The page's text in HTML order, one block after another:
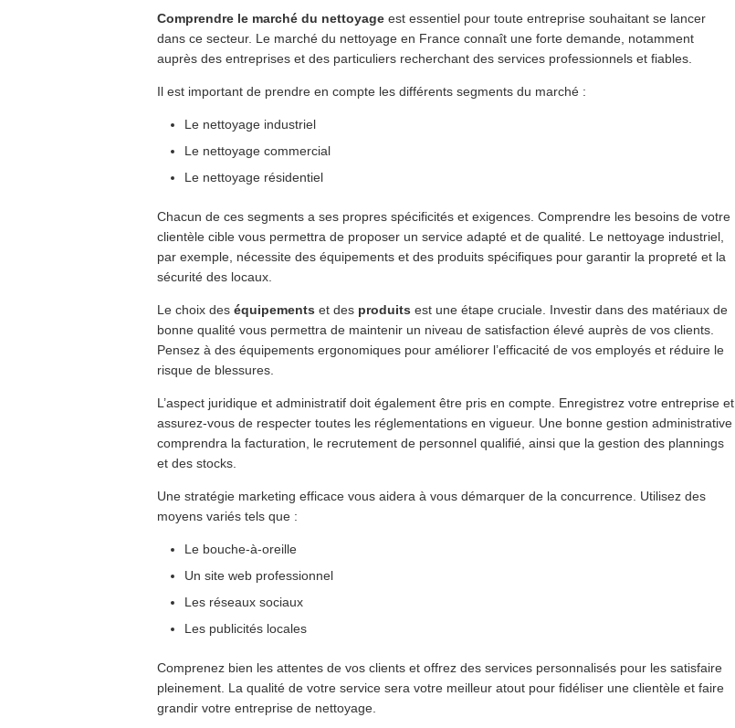
Comprendre le marché du nettoyage est essentiel pour toute entreprise souhaitant se lancer
dans ce secteur. Le marché du nettoyage en France connaît une forte demande, notamment
auprès des entreprises et des particuliers recherchant des services professionnels et fiables.
Il est important de prendre en compte les différents segments du marché :
Le nettoyage industriel
Le nettoyage commercial
Le nettoyage résidentiel
Chacun de ces segments a ses propres spécificités et exigences. Comprendre les besoins de votre
clientèle cible vous permettra de proposer un service adapté et de qualité. Le nettoyage industriel,
par exemple, nécessite des équipements et des produits spécifiques pour garantir la propreté et la
sécurité des locaux.
Le choix des équipements et des produits est une étape cruciale. Investir dans des matériaux de
bonne qualité vous permettra de maintenir un niveau de satisfaction élevé auprès de vos clients.
Pensez à des équipements ergonomiques pour améliorer l’efficacité de vos employés et réduire le
risque de blessures.
L’aspect juridique et administratif doit également être pris en compte. Enregistrez votre entreprise et
assurez-vous de respecter toutes les réglementations en vigueur. Une bonne gestion administrative
comprendra la facturation, le recrutement de personnel qualifié, ainsi que la gestion des plannings
et des stocks.
Une stratégie marketing efficace vous aidera à vous démarquer de la concurrence. Utilisez des
moyens variés tels que :
Le bouche-à-oreille
Un site web professionnel
Les réseaux sociaux
Les publicités locales
Comprenez bien les attentes de vos clients et offrez des services personnalisés pour les satisfaire
pleinement. La qualité de votre service sera votre meilleur atout pour fidéliser une clientèle et faire
grandir votre entreprise de nettoyage.